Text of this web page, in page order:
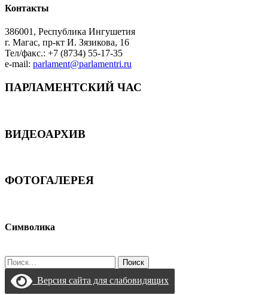
Контакты
386001, Республика Ингушетия
г. Магас, пр-кт И. Зязикова, 16
Тел/факс.: +7 (8734) 55-17-35
e-mail: parlament@parlamentri.ru
ПАРЛАМЕНТСКИЙ ЧАС
ВИДЕОАРХИВ
ФОТОГАЛЕРЕЯ
Символика
Найти:
Версия сайта для слабовидящих